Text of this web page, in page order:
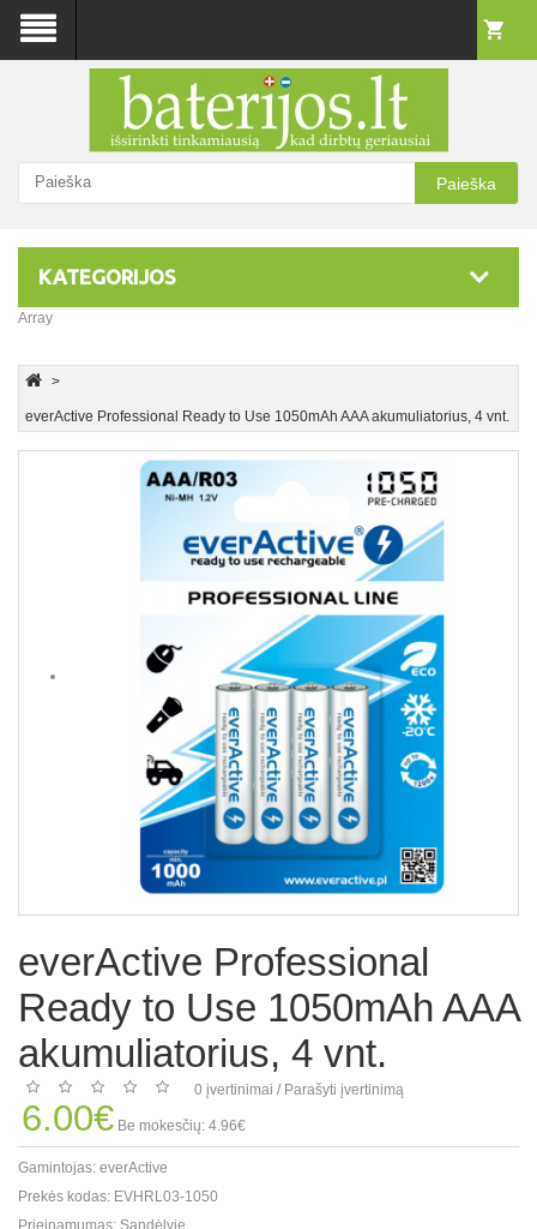
Paieška
KATEGORIJOS
Array
everActive Professional Ready to Use 1050mAh AAA akumuliatorius, 4 vnt.
everActive Professional
Ready to Use 1050mAh AAA
akumuliatorius, 4 vnt.
0 įvertinimai / Parašyti įvertinimą
6.00€ Be mokesčių: 4.96€
Gamintojas: everActive
Prekės kodas: EVHRL03-1050
Prieinamumas: Sandėlyje